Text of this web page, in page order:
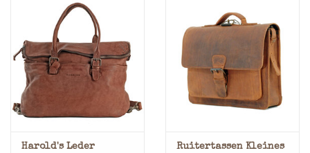
Harold's Leder
Ruitertassen Kleines